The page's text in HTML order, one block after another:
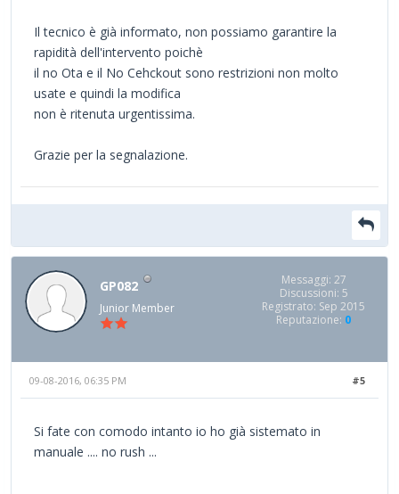
Il tecnico è già informato, non possiamo garantire la
rapidità dell'intervento poichè
il no Ota e il No Cehckout sono restrizioni non molto
usate e quindi la modifica
non è ritenuta urgentissima.
Grazie per la segnalazione.
GP082
Junior Member
Messaggi: 27
Discussioni: 5
Registrato: Sep 2015
Reputazione: 0
#5
09-08-2016, 06:35 PM
Si fate con comodo intanto io ho già sistemato in
manuale .... no rush ...